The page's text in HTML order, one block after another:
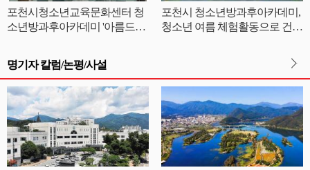
포천시청소년교육문화센터 청
소년방과후아카데미 '아름드리'
포천시 청소년방과후아카데미,
청소년 여름 체험활동으로 건강
명기자 칼럼/논평/사설